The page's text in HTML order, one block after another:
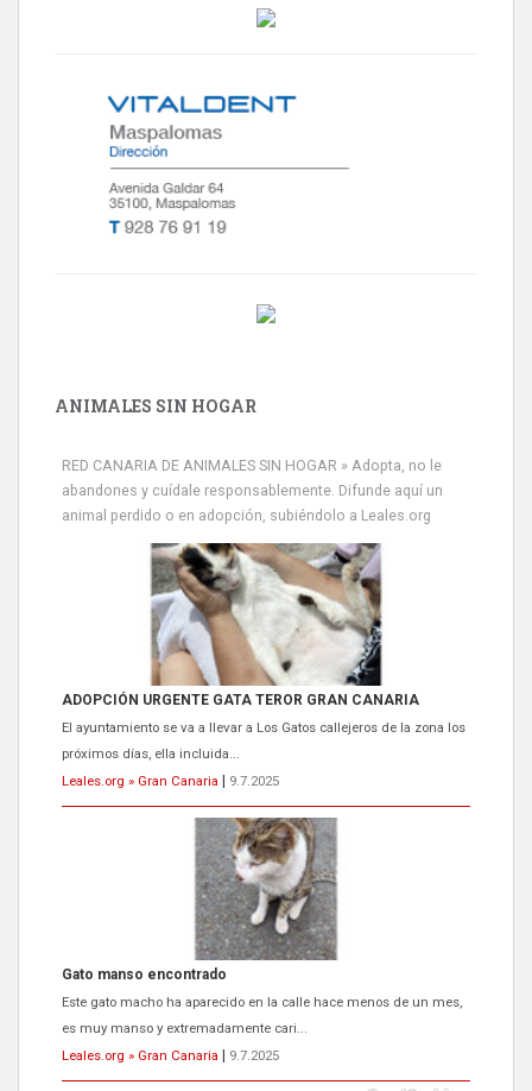
ANIMALES SIN HOGAR
RED CANARIA DE ANIMALES SIN HOGAR » Adopta, no le
abandones y cuídale responsablemente. Difunde aquí un
animal perdido o en adopción, subiéndolo a Leales.org
ADOPCIÓN URGENTE GATA TEROR GRAN CANARIA
El ayuntamiento se va a llevar a Los Gatos callejeros de la zona los
próximos días, ella incluida...
Leales.org » Gran Canaria | 9.7.2025
Gato manso encontrado
Este gato macho ha aparecido en la calle hace menos de un mes,
es muy manso y extremadamente cari...
Leales.org » Gran Canaria | 9.7.2025